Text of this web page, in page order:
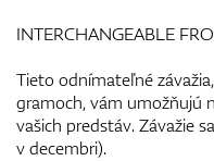
INTERCHANGEABLE
Tieto odnímateľné
gramoch, vám umožňujú
vašich predstáv. Závažie
v decembri).